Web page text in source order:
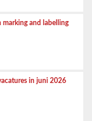
marking and labelling
in juni 2026